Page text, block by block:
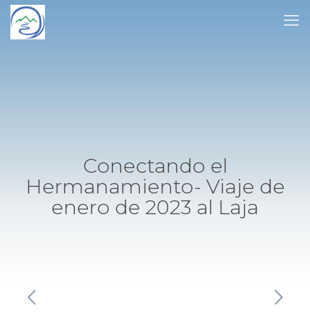
Conectando el
Hermanamiento- Viaje de
enero de 2023 al Laja